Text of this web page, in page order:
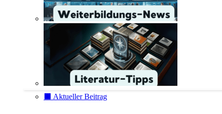
⬛️ Aktueller Beitrag